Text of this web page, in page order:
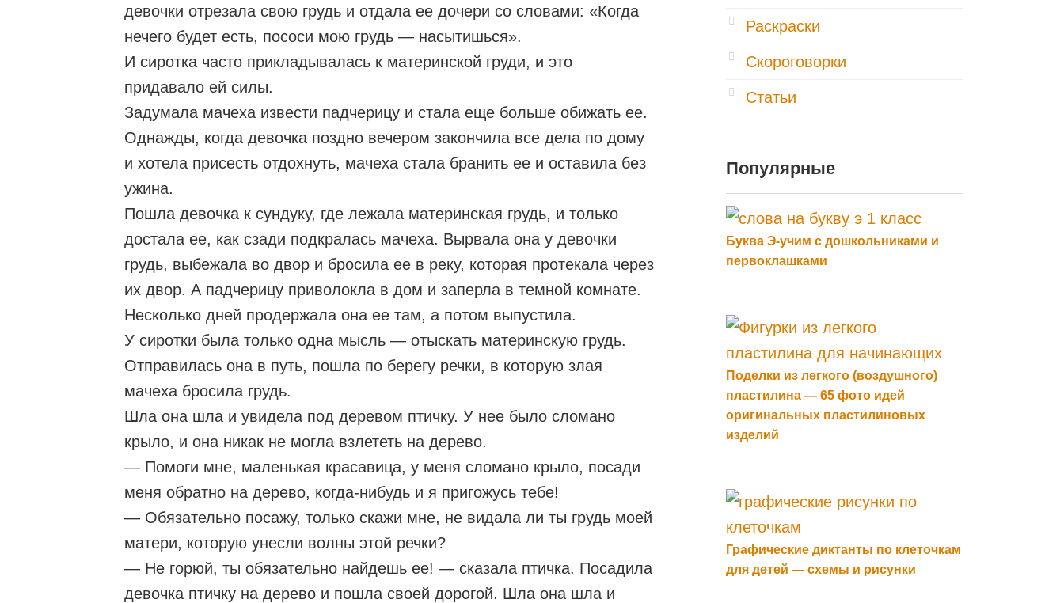
девочки отрезала свою грудь и отдала ее дочери со словами: «Когда
нечего будет есть, пососи мою грудь — насытишься».
И сиротка часто прикладывалась к материнской груди, и это
придавало ей силы.
Задумала мачеха извести падчерицу и стала еще больше обижать ее.
Однажды, когда девочка поздно вечером закончила все дела по дому
и хотела присесть отдохнуть, мачеха стала бранить ее и оставила без
ужина.
Пошла девочка к сундуку, где лежала материнская грудь, и только
достала ее, как сзади подкралась мачеха. Вырвала она у девочки
грудь, выбежала во двор и бросила ее в реку, которая протекала через
их двор. А падчерицу приволокла в дом и заперла в темной комнате.
Несколько дней продержала она ее там, а потом выпустила.
У сиротки была только одна мысль — отыскать материнскую грудь.
Отправилась она в путь, пошла по берегу речки, в которую злая
мачеха бросила грудь.
Шла она шла и увидела под деревом птичку. У нее было сломано
крыло, и она никак не могла взлететь на дерево.
— Помоги мне, маленькая красавица, у меня сломано крыло, посади
меня обратно на дерево, когда-нибудь и я пригожусь тебе!
— Обязательно посажу, только скажи мне, не видала ли ты грудь моей
матери, которую унесли волны этой речки?
— Не горюй, ты обязательно найдешь ее! — сказала птичка. Посадила
девочка птичку на дерево и пошла своей дорогой. Шла она шла и
Раскраски
Скороговорки
Статьи
Популярные
Буква Э-учим с дошкольниками и
первоклашками
Поделки из легкого (воздушного)
пластилина — 65 фото идей
оригинальных пластилиновых
изделий
Графические диктанты по клеточкам
для детей — схемы и рисунки